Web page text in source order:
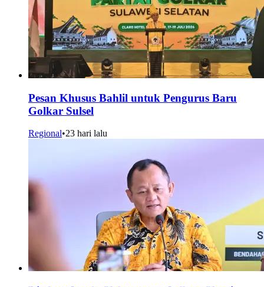
Pesan Khusus Bahlil untuk Pengurus Baru
Golkar Sulsel
Regional•23 hari lalu